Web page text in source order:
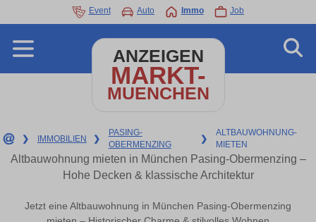
Event Auto Immo Job
ANZEIGEN
MARKT-
MUENCHEN
❯ IMMOBILIEN ❯
PASING-
OBERMENZING
❯
ALTBAUWOHNUNG-
MIETEN
Altbauwohnung mieten in München Pasing-Obermenzing –
Hohe Decken & klassische Architektur
Jetzt eine Altbauwohnung in München Pasing-Obermenzing